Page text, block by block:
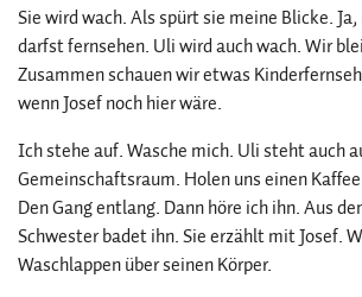
Sie wird wach. Als spürt sie meine Blicke.
darfst fernsehen. Uli wird auch wach. Wir
Zusammen schauen wir etwas
wenn Josef noch hier wäre.
Ich stehe auf. Wasche mich. Uli steht auch
Gemeinschaftsraum. Holen uns einen
Den Gang entlang. Dann höre ich ihn. Aus
Schwester badet ihn. Sie erzählt mit Josef.
Waschlappen über seinen Körper.